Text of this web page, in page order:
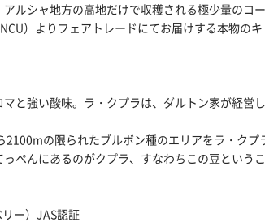
ルシャ地方の高地だけで収穫される極少量のコー
）よりフェアトレードにてお届けする本物のキ
と強い酸味。ラ・クプラは、ダルトン家が経営
の限られたブルボン種のエリアをラ・クプ
ぺんにあるのがクプラ、すなわちこの豆という
ー）JAS認証